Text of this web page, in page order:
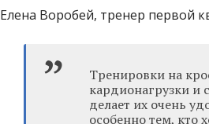
Елена Воробей, тренер первой
Тренировки на
кардионагрузки и
делает их очень
особенно тем, кто